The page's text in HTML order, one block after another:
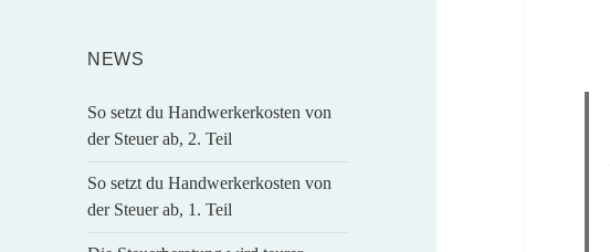
NEWS
So setzt du Handwerkerkosten von
der Steuer ab, 2. Teil
So setzt du Handwerkerkosten von
der Steuer ab, 1. Teil